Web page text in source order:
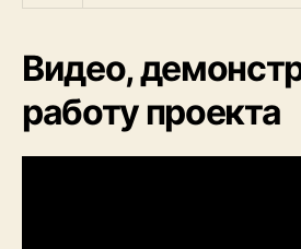
Видео,
работу проекта